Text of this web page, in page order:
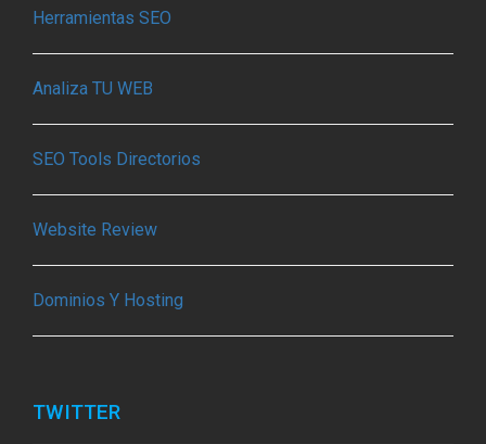
Herramientas SEO
Analiza TU WEB
SEO Tools Directorios
Website Review
Dominios Y Hosting
TWITTER